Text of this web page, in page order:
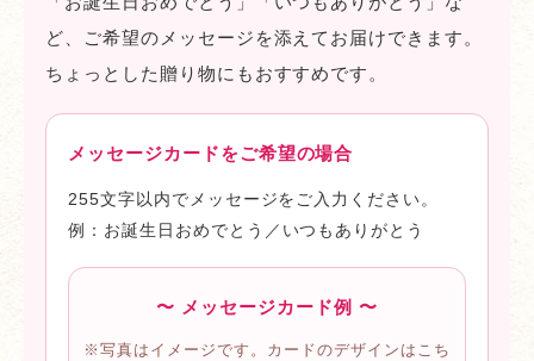
ど、ご希望のメッセージを添えてお届けできます。
ちょっとした贈り物にもおすすめです。
メッセージカードをご希望の場合
255文字以内でメッセージをご入力ください。
例：お誕生日おめでとう／いつもありがとう
〜 メッセージカード例 〜
※写真はイメージです。カードのデザインはこち